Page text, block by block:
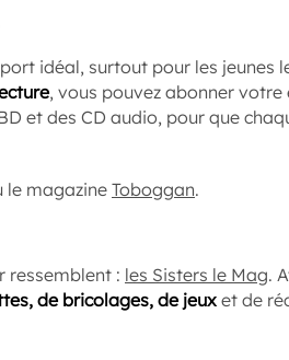
idéal, surtout pour les jeunes
, vous pouvez abonner votre
et des CD audio, pour que
le magazineToboggan.
ressemblent : les Sisters le Mag.
de bricolages, de jeux et de